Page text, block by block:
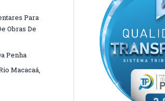
Para
Obras De
Penha
Macacaá,